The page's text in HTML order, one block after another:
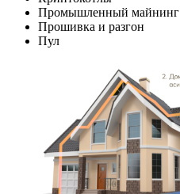
Промышленный майнинг
Прошивка и разгон
Пул